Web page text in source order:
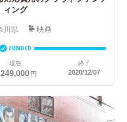
ィング
川県 映画
FUNDED
現在
円
終了
2020/12/07